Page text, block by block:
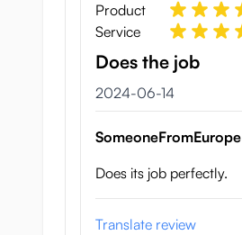
Product
Service
Does the job
14 juni 2024
2024-06-14
SomeoneFromEurope
Does its job perfectly.
Translate review